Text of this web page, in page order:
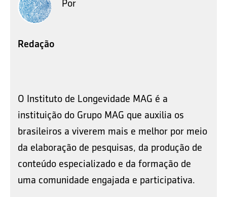
Por
Redação
O Instituto de Longevidade MAG é a
instituição do Grupo MAG que auxilia os
brasileiros a viverem mais e melhor por meio
da elaboração de pesquisas, da produção de
conteúdo especializado e da formação de
uma comunidade engajada e participativa.